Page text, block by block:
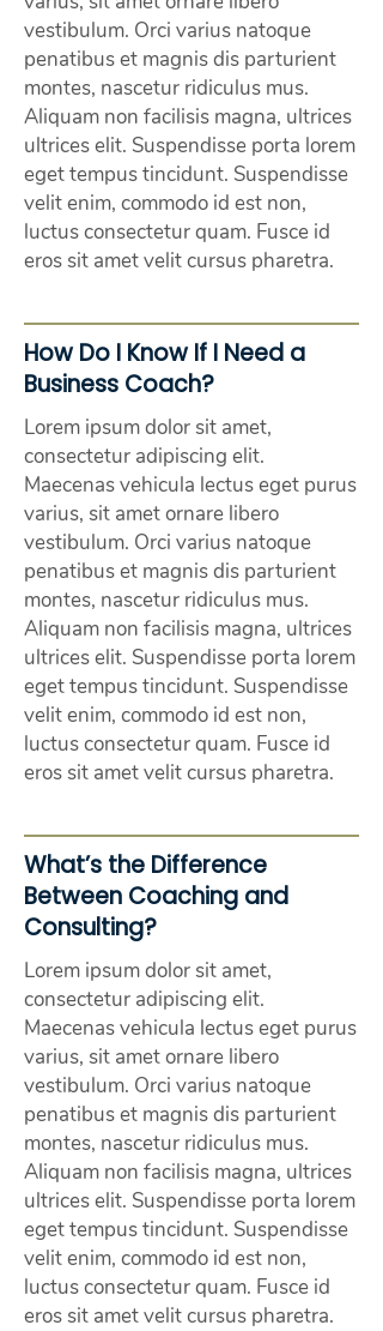
vestibulum. Orci varius natoque
penatibus et magnis dis parturient
montes, nascetur ridiculus mus.
Aliquam non facilisis magna, ultrices
ultrices elit. Suspendisse porta lorem
eget tempus tincidunt. Suspendisse
velit enim, commodo id est non,
luctus consectetur quam. Fusce id
eros sit amet velit cursus pharetra.
How Do I Know If I Need a
Business Coach?
Lorem ipsum dolor sit amet,
consectetur adipiscing elit.
Maecenas vehicula lectus eget purus
varius, sit amet ornare libero
vestibulum. Orci varius natoque
penatibus et magnis dis parturient
montes, nascetur ridiculus mus.
Aliquam non facilisis magna, ultrices
ultrices elit. Suspendisse porta lorem
eget tempus tincidunt. Suspendisse
velit enim, commodo id est non,
luctus consectetur quam. Fusce id
eros sit amet velit cursus pharetra.
What’s the Difference
Between Coaching and
Consulting?
Lorem ipsum dolor sit amet,
consectetur adipiscing elit.
Maecenas vehicula lectus eget purus
varius, sit amet ornare libero
vestibulum. Orci varius natoque
penatibus et magnis dis parturient
montes, nascetur ridiculus mus.
Aliquam non facilisis magna, ultrices
ultrices elit. Suspendisse porta lorem
eget tempus tincidunt. Suspendisse
velit enim, commodo id est non,
luctus consectetur quam. Fusce id
eros sit amet velit cursus pharetra.